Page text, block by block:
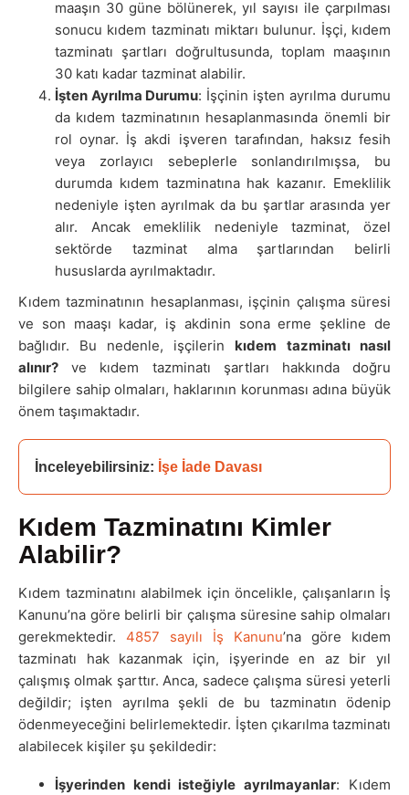
maaşın 30 güne bölünerek, yıl sayısı ile çarpılması
sonucu kıdem tazminatı miktarı bulunur. İşçi, kıdem
tazminatı şartları doğrultusunda, toplam maaşının
30 katı kadar tazminat alabilir.
İşten Ayrılma Durumu: İşçinin işten ayrılma durumu
da kıdem tazminatının hesaplanmasında önemli bir
rol oynar. İş akdi işveren tarafından, haksız fesih
veya zorlayıcı sebeplerle sonlandırılmışsa, bu
durumda kıdem tazminatına hak kazanır. Emeklilik
nedeniyle işten ayrılmak da bu şartlar arasında yer
alır. Ancak emeklilik nedeniyle tazminat, özel
sektörde tazminat alma şartlarından belirli
hususlarda ayrılmaktadır.
Kıdem tazminatının hesaplanması, işçinin çalışma süresi
ve son maaşı kadar, iş akdinin sona erme şekline de
bağlıdır. Bu nedenle, işçilerin kıdem tazminatı nasıl
alınır? ve kıdem tazminatı şartları hakkında doğru
bilgilere sahip olmaları, haklarının korunması adına büyük
önem taşımaktadır.
İnceleyebilirsiniz: İşe İade Davası
Kıdem Tazminatını Kimler
Alabilir?
Kıdem tazminatını alabilmek için öncelikle, çalışanların İş
Kanunu’na göre belirli bir çalışma süresine sahip olmaları
gerekmektedir. 4857 sayılı İş Kanunu’na göre kıdem
tazminatı hak kazanmak için, işyerinde en az bir yıl
çalışmış olmak şarttır. Anca, sadece çalışma süresi yeterli
değildir; işten ayrılma şekli de bu tazminatın ödenip
ödenmeyeceğini belirlemektedir. İşten çıkarılma tazminatı
alabilecek kişiler şu şekildedir:
İşyerinden kendi isteğiyle ayrılmayanlar: Kıdem